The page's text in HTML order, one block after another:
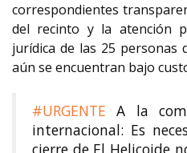
correspondientes
del recinto y la atención
jurídica de las 25 personas
aún se encuentran bajo
#URGENTE A la
internacional: Es
cierre de El Helicoide